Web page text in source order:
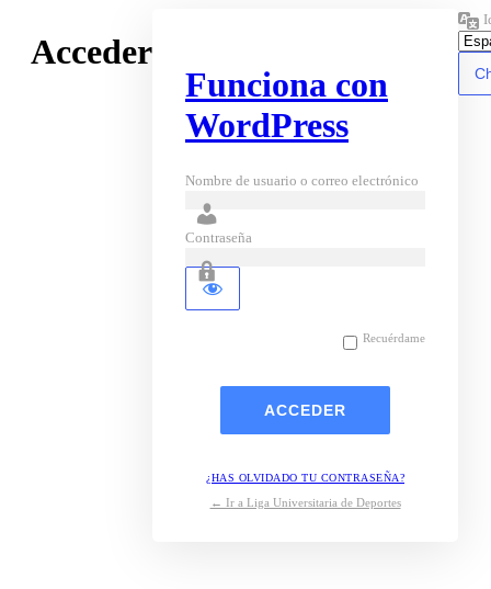
Acceder
Funciona con
WordPress
Nombre de usuario o correo electrónico
Contraseña
Recuérdame
¿HAS OLVIDADO TU CONTRASEÑA?
← Ir a Liga Universitaria de Deportes